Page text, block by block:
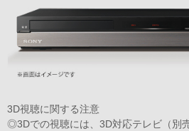
3D視聴に関する注意
◎3Dでの視聴には、3D対応テレビ（別